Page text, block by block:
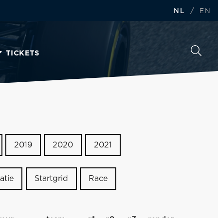
NL / EN
TICKETS
2019 2020 2021
Startgrid Race